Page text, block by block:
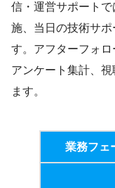
信・運営サポート
施、当日の技術サ
す。アフターフォロ
アンケート集計、
ます。
業務フェ